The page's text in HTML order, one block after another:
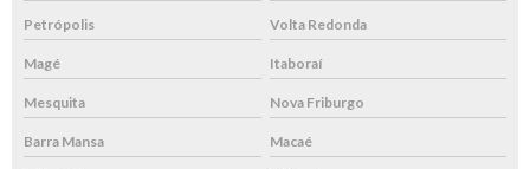
Petrópolis Volta Redonda
Magé Itaboraí
Mesquita Nova Friburgo
Barra Mansa Macaé